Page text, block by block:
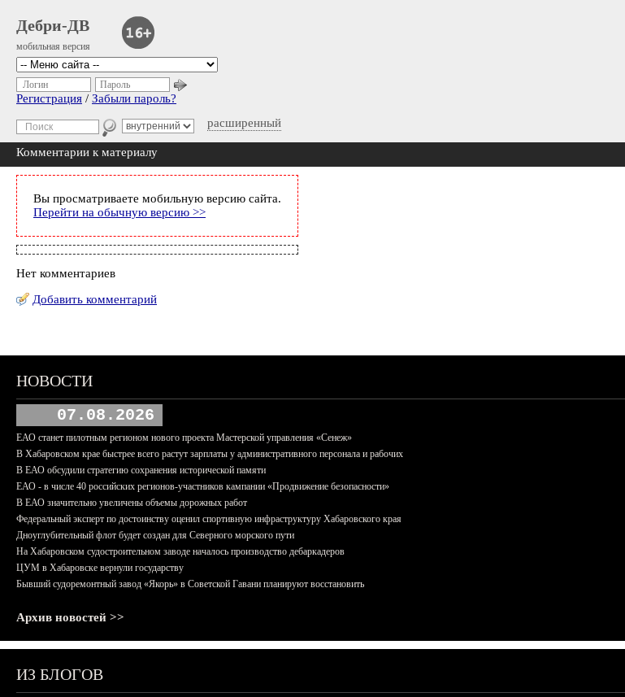
Дебри-ДВ
мобильная версия
расширенный
Логин Пароль
Регистрация / Забыли пароль?
Комментарии к материалу
Вы просматриваете мобильную версию сайта.
Перейти на обычную версию >>
Нет комментариев
Добавить комментарий
НОВОСТИ
07.08.2026
ЕАО станет пилотным регионом нового проекта Мастерской управления «Сенеж»
В Хабаровском крае быстрее всего растут зарплаты у административного персонала и рабочих
В ЕАО обсудили стратегию сохранения исторической памяти
ЕАО - в числе 40 российских регионов-участников кампании «Продвижение безопасности»
В ЕАО значительно увеличены объемы дорожных работ
Федеральный эксперт по достоинству оценил спортивную инфраструктуру Хабаровского края
Дноуглубительный флот будет создан для Северного морского пути
На Хабаровском судостроительном заводе началось производство дебаркадеров
ЦУМ в Хабаровске вернули государству
Бывший судоремонтный завод «Якорь» в Советской Гавани планируют восстановить
Архив новостей >>
ИЗ БЛОГОВ